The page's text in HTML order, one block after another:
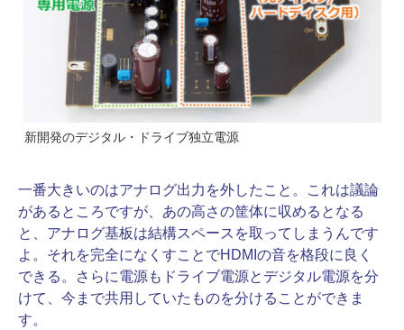
新開発のデジタル・ドライブ独立電源
一番大きいのはアナログ出力を外したこと。これは議論
があるところですが、あの高さの筐体に収めるとなる
と、アナログ基板は結構スペースを取ってしまうんです
よ。それを完全になくすことでHDMIの音を格段に良く
できる。さらに電源もドライブ電源とデジタル電源を分
けて、今まで共用していたものを分けることができま
す。